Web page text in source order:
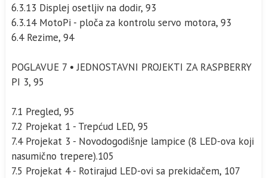
6.3.13 Displej osetljiv na dodir, 93
6.3.14 MotoPi - ploča za kontrolu servo motora, 93
6.4 Rezime, 94
POGLAVUE 7 • JEDNOSTAVNI PROJEKTI ZA RASPBERRY
PI 3, 95
7.1 Pregled, 95
7.2 Projekat 1 - Trepćud LED, 95
7.4 Projekat 3 - Novodogodišnje lampice (8 LED-ova koji
nasumično trepere).105
7.5 Projekat 4 - Rotirajud LED-ovi sa prekidačem, 107